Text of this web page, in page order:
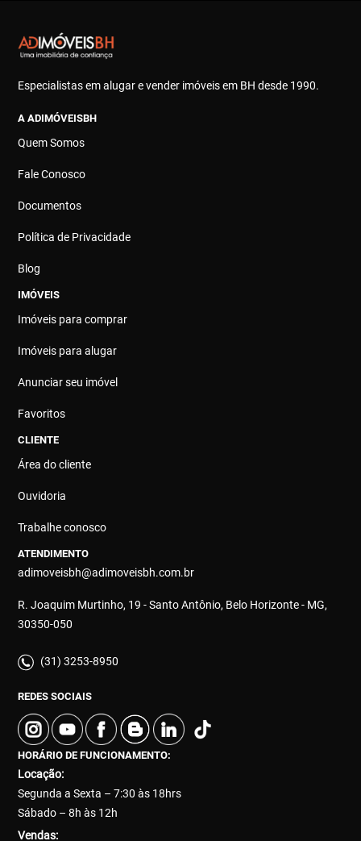
Especialistas em alugar e vender imóveis em BH desde 1990.
A ADIMÓVEISBH
Quem Somos
Fale Conosco
Documentos
Política de Privacidade
Blog
IMÓVEIS
Imóveis para comprar
Imóveis para alugar
Anunciar seu imóvel
Favoritos
CLIENTE
Área do cliente
Ouvidoria
Trabalhe conosco
ATENDIMENTO
adimoveisbh@adimoveisbh.com.br
R. Joaquim Murtinho, 19 - Santo Antônio, Belo Horizonte - MG,
30350-050
(31) 3253-8950
REDES SOCIAIS
HORÁRIO DE FUNCIONAMENTO:
Locação:
Segunda a Sexta – 7:30 às 18hrs
Sábado – 8h às 12h
Vendas: